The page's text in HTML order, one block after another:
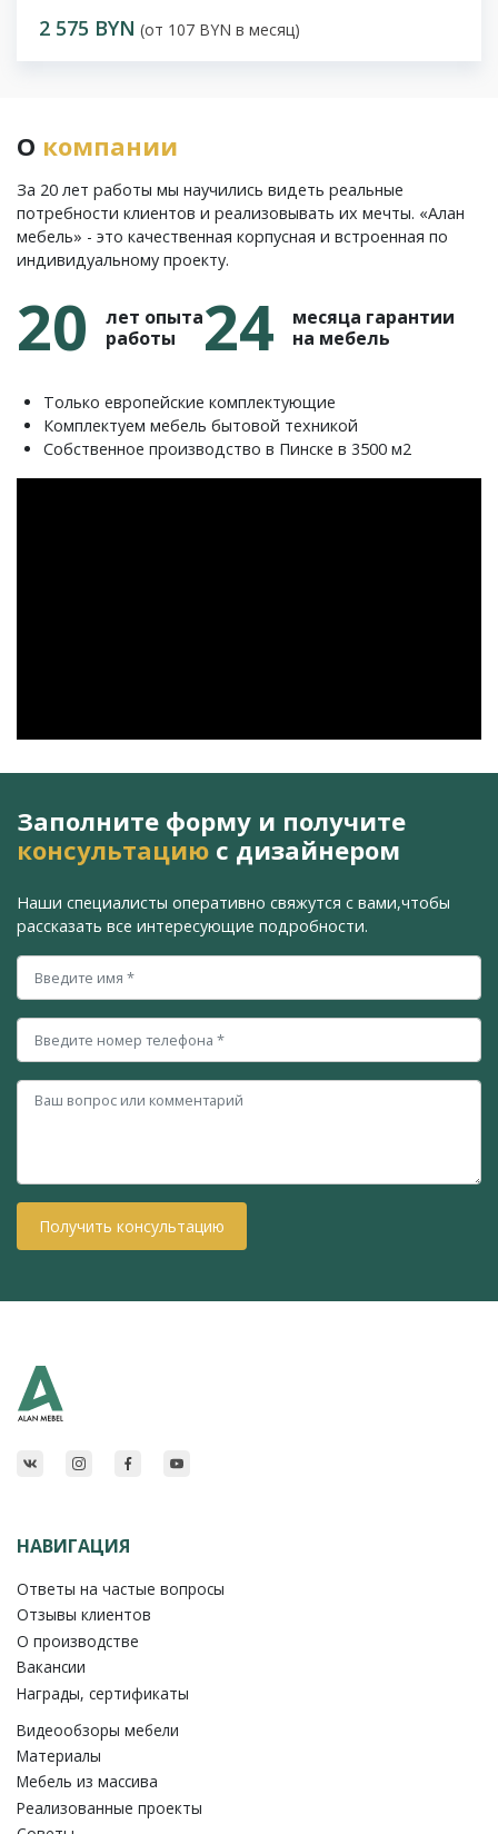
2 575 BYN (от 107 BYN в месяц)
О компании
За 20 лет работы мы научились видеть реальные
потребности клиентов и реализовывать их мечты. «Алан
мебель» - это качественная корпусная и встроенная по
индивидуальному проекту.
20
лет опыта
работы
24
месяца гарантии
на мебель
Только европейские комплектующие
Комплектуем мебель бытовой техникой
Собственное производство в Пинске в 3500 м2
Заполните форму и получите
консультацию с дизайнером
Наши специалисты оперативно свяжутся с вами,чтобы
рассказать все интересующие подробности.
Получить консультацию
НАВИГАЦИЯ
Ответы на частые вопросы
Отзывы клиентов
О производстве
Вакансии
Награды, сертификаты
Видеообзоры мебели
Материалы
Мебель из массива
Реализованные проекты